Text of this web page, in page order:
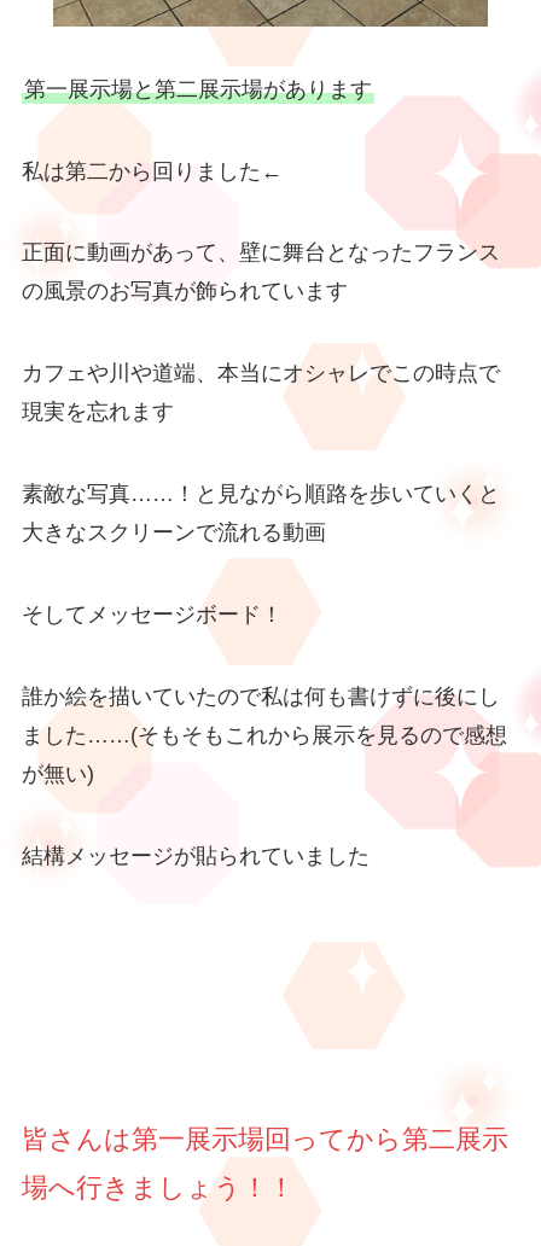
第一展示場と第二展示場があります
私は第二から回りました←
正面に動画があって、壁に舞台となったフランス
の風景のお写真が飾られています
カフェや川や道端、本当にオシャレでこの時点で
現実を忘れます
素敵な写真……！と見ながら順路を歩いていくと
大きなスクリーンで流れる動画
そしてメッセージボード！
誰か絵を描いていたので私は何も書けずに後にし
ました……(そもそもこれから展示を見るので感想
が無い)
結構メッセージが貼られていました
皆さんは第一展示場回ってから第二展示
場へ行きましょう！！